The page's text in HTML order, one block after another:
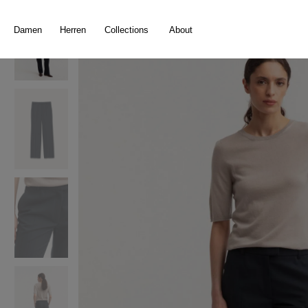
Damen Herren Collections About